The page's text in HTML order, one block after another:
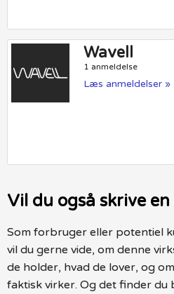
Wavell
1 anmeldelse
Læs anmeldelser »
Vil du også skrive
Som forbruger eller potentiel
vil du gerne vide, om denne
de holder, hvad de lover, og
faktisk virker. Og det finder du